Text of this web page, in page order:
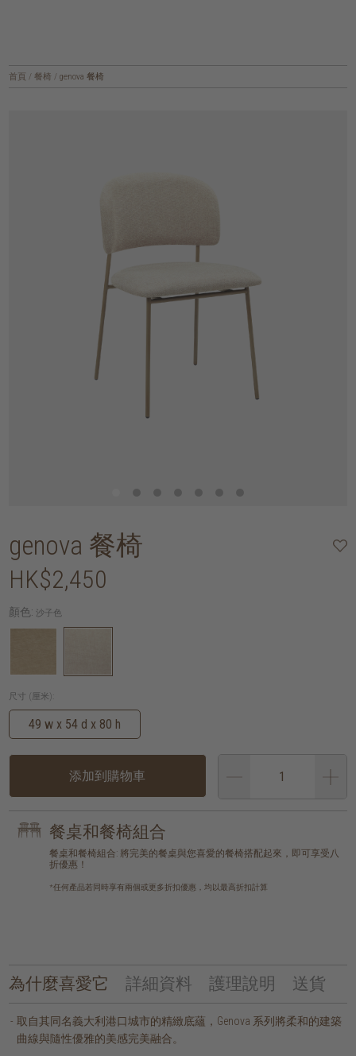
首頁 / 餐椅 / genova 餐椅
genova 餐椅
HK$2,450
顏色: 沙子色
尺寸 (厘米):
49 w x 54 d x 80 h
添加到購物車
餐桌和餐椅組合
餐桌和餐椅組合: 將完美的餐桌與您喜愛的餐椅搭配起來，即可享受八
折優惠！
*任何產品若同時享有兩個或更多折扣優惠，均以最高折扣計算
為什麼喜愛它 詳細資料 護理說明 送貨
取自其同名義大利港口城市的精緻底蘊，Genova 系列將柔和的建築
曲線與隨性優雅的美感完美融合。